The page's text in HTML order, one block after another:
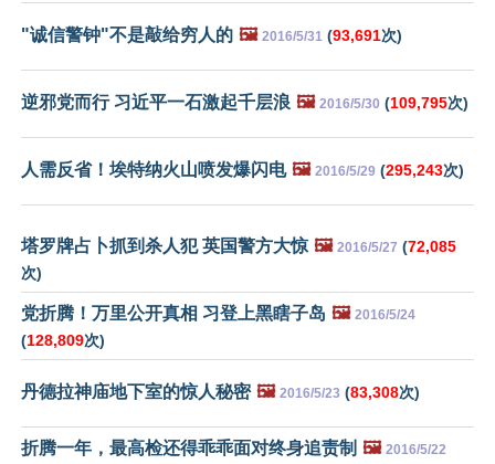
"诚信警钟"不是敲给穷人的 🖼️ 2016/5/31 (93,691次)
逆邪党而行 习近平一石激起千层浪 🖼️ 2016/5/30 (109,795次)
人需反省！埃特纳火山喷发爆闪电 🖼️ 2016/5/29 (295,243次)
塔罗牌占卜抓到杀人犯 英国警方大惊 🖼️ 2016/5/27 (72,085
次)
党折腾！万里公开真相 习登上黑瞎子岛 🖼️ 2016/5/24
(128,809次)
丹德拉神庙地下室的惊人秘密 🖼️ 2016/5/23 (83,308次)
折腾一年，最高检还得乖乖面对终身追责制 🖼️ 2016/5/22